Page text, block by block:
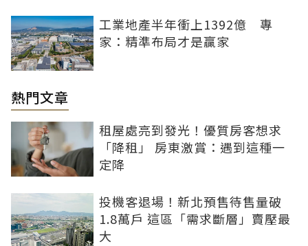
工業地產半年衝上1392億 專
家：精準布局才是贏家
熱門文章
租屋處亮到發光！優質房客想求
「降租」 房東激賞：遇到這種一
定降
投機客退場！新北預售待售量破
1.8萬戶 這區「需求斷層」賣壓最
大